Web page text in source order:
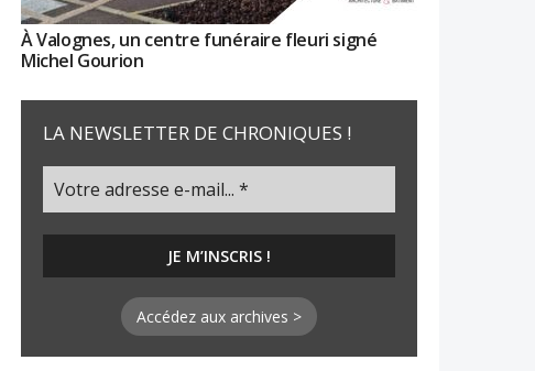
À Valognes, un centre funéraire fleuri signé
Michel Gourion
LA NEWSLETTER DE CHRONIQUES !
Accédez aux archives >